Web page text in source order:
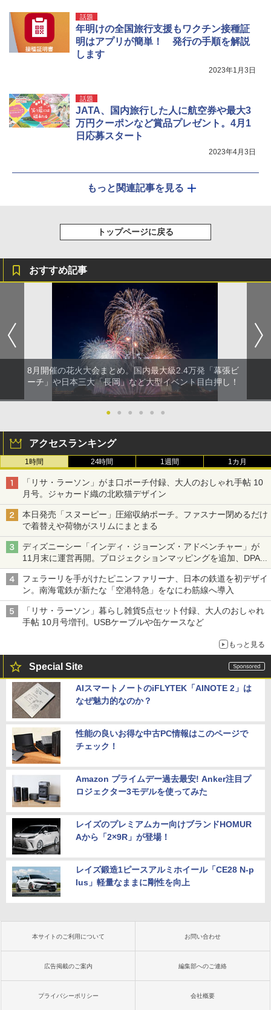
話題
年明けの全国旅行支援もワクチン接種証
明はアプリが簡単！ 発行の手順を解説
します
2023年1月3日
話題
JATA、国内旅行した人に航空券や最大3
万円クーポンなど賞品プレゼント。4月1
日応募スタート
2023年4月3日
もっと関連記事を見る
トップページに戻る
おすすめ記事
8月開催の花火大会まとめ。国内最大級2.4万発「幕張ビ
ーチ」や日本三大「長岡」など大型イベント目白押し！
● ● ● ● ● ●
アクセスランキング
1時間 24時間 1週間 1カ月
「リサ・ラーソン」がま口ポーチ付録、大人のおしゃれ手帖 10
月号。ジャカード織の北欧猫デザイン
本日発売「スヌーピー」圧縮収納ポーチ。ファスナー閉めるだけ
で着替えや荷物がスリムにまとまる
ディズニーシー「インディ・ジョーンズ・アドベンチャー」が
11月末に運営再開。プロジェクションマッピングを追加、DPA
は1500円
フェラーリを手がけたピニンファリーナ、日本の鉄道を初デザイ
ン。南海電鉄が新たな「空港特急」をなにわ筋線へ導入
「リサ・ラーソン」暮らし雑貨5点セット付録、大人のおしゃれ
手帖 10月号増刊。USBケーブルや缶ケースなど
もっと見る
Special Site
AIスマートノートのiFLYTEK「AINOTE 2」は
なぜ魅力的なのか？
性能の良いお得な中古PC情報はこのページで
チェック！
Amazon プライムデー過去最安! Anker注目プ
ロジェクター3モデルを使ってみた
レイズのプレミアムカー向けブランドHOMUR
Aから「2×9R」が登場！
レイズ鍛造1ピースアルミホイール「CE28 N-p
lus」軽量なままに剛性を向上
本サイトのご利用について お問い合わせ
広告掲載のご案内 編集部へのご連絡
プライバシーポリシー 会社概要